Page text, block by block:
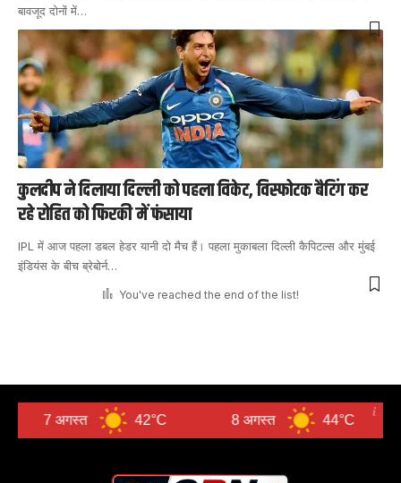
बावजूद दोनों में…
कुलदीप ने दिलाया दिल्ली को पहला विकेट, विस्फोटक बैटिंग कर
रहे रोहित को फिरकी में फंसाया
IPL में आज पहला डबल हेडर यानी दो मैच हैं। पहला मुकाबला दिल्ली कैपिटल्स और मुंबई
इंडियंस के बीच ब्रेबोर्न…
You've reached the end of the list!
42°C 44°C 9